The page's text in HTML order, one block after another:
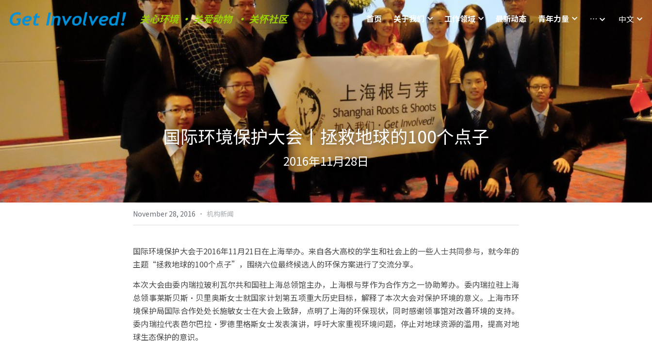
关心环境 • 关爱动物  • 关怀社区 首页 关于我们 工作领域 最新动态 青年力量 … 中文
国际环境保护大会丨拯救地球的100个点子
2016年11月28日
November 28, 2016 · 机构新闻
国际环境保护大会于2016年11月21日在上海举办。来自各大高校的学生和社会上的一些人士共同参与，就今年的
主题“拯救地球的100个点子”，围绕六位最终候选人的环保方案进行了交流分享。
本次大会由委内瑞拉玻利瓦尔共和国驻上海总领馆主办，上海根与芽作为合作方之一协助筹办。委内瑞拉驻上海
总领事莱斯贝斯・贝里奥斯女士就国家计划第五项重大历史目标，解释了本次大会对保护环境的意义。上海市环
境保护局国际合作处处长施敏女士在大会上致辞，点明了上海的环保现状，同时感谢领事馆对改善环境的支持。
委内瑞拉代表芭尔巴拉・罗德里格斯女士发表演讲，呼吁大家重视环境问题，停止对地球资源的滥用，提高对地
球生态保护的意识。